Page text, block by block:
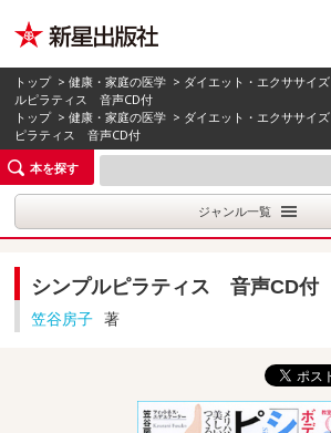
トップ >健康・家庭の医学 > ダイエット・エクササイズ
ルピラティス 音声CD付
トップ >健康・家庭の医学 > ダイエット・エクササイズ
ピラティス 音声CD付
本を探す
ジャンル一覧
シンプルピラティス 音声CD付
笠谷房子 著